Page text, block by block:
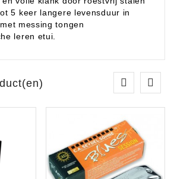
5 keer langere levensduur in
messing tongen
leren etui.